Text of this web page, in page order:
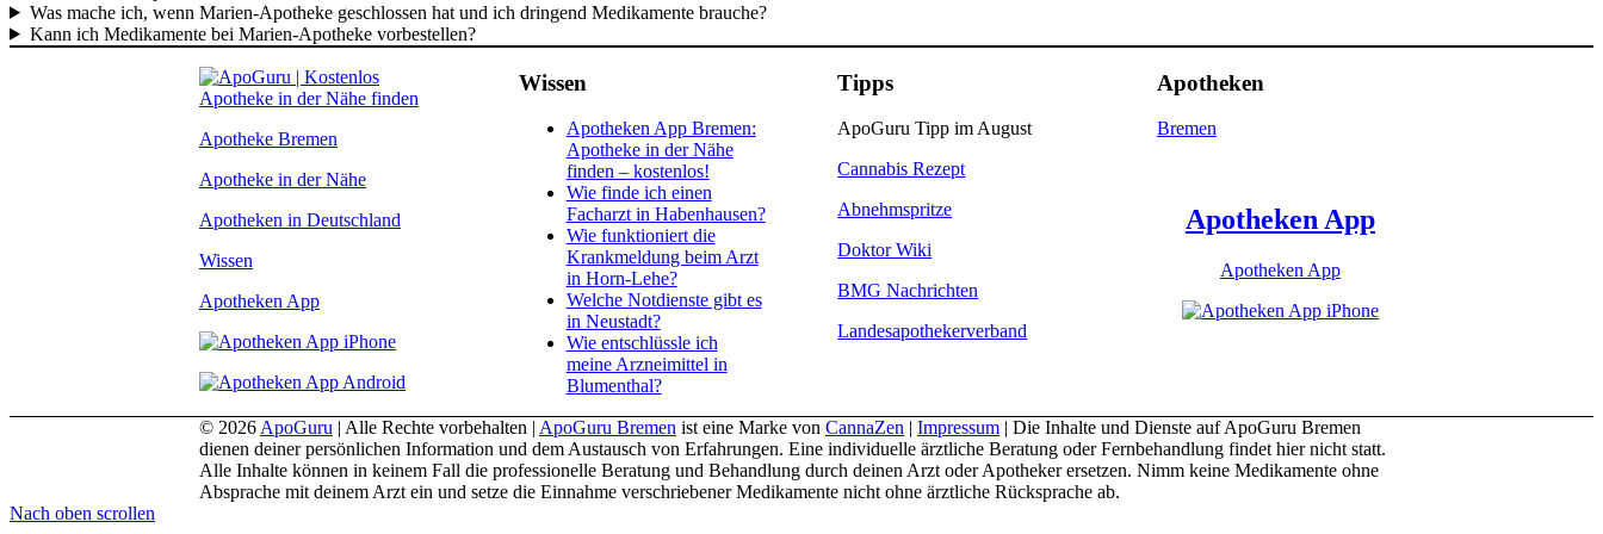
Was mache ich, wenn Marien-Apotheke geschlossen hat und ich dringend Medikamente brauche?
Kann ich Medikamente bei Marien-Apotheke vorbestellen?
Apotheke Bremen
Apotheke in der Nähe
Apotheken in Deutschland
Wissen
Apotheken App
Wissen
Apotheken App Bremen:
Apotheke in der Nähe
finden – kostenlos!
Wie finde ich einen
Facharzt in Habenhausen?
Wie funktioniert die
Krankmeldung beim Arzt
in Horn-Lehe?
Welche Notdienste gibt es
in Neustadt?
Wie entschlüssle ich
meine Arzneimittel in
Blumenthal?
Tipps
ApoGuru Tipp im August
Cannabis Rezept
Abnehmspritze
Doktor Wiki
BMG Nachrichten
Landesapothekerverband
Apotheken
Bremen
Apotheken App
Apotheken App
© 2026 ApoGuru | Alle Rechte vorbehalten | ApoGuru Bremen ist eine Marke von CannaZen | Impressum | Die Inhalte und Dienste auf ApoGuru Bremen
dienen deiner persönlichen Information und dem Austausch von Erfahrungen. Eine individuelle ärztliche Beratung oder Fernbehandlung findet hier nicht statt.
Alle Inhalte können in keinem Fall die professionelle Beratung und Behandlung durch deinen Arzt oder Apotheker ersetzen. Nimm keine Medikamente ohne
Absprache mit deinem Arzt ein und setze die Einnahme verschriebener Medikamente nicht ohne ärztliche Rücksprache ab.
Nach oben scrollen